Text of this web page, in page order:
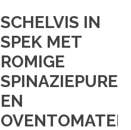
SCHELVIS IN
SPEK MET
ROMIGE
SPINAZIEPUREE
EN
OVENTOMATEN